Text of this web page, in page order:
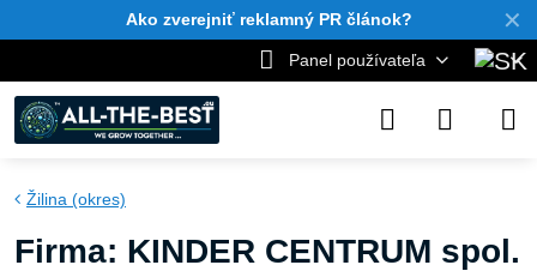
✕
Ako zverejniť reklamný PR článok?
Panel používateľa
Žilina (okres)
Firma: KINDER CENTRUM spol.